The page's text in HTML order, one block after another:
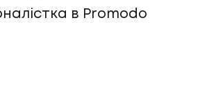
в Promodo